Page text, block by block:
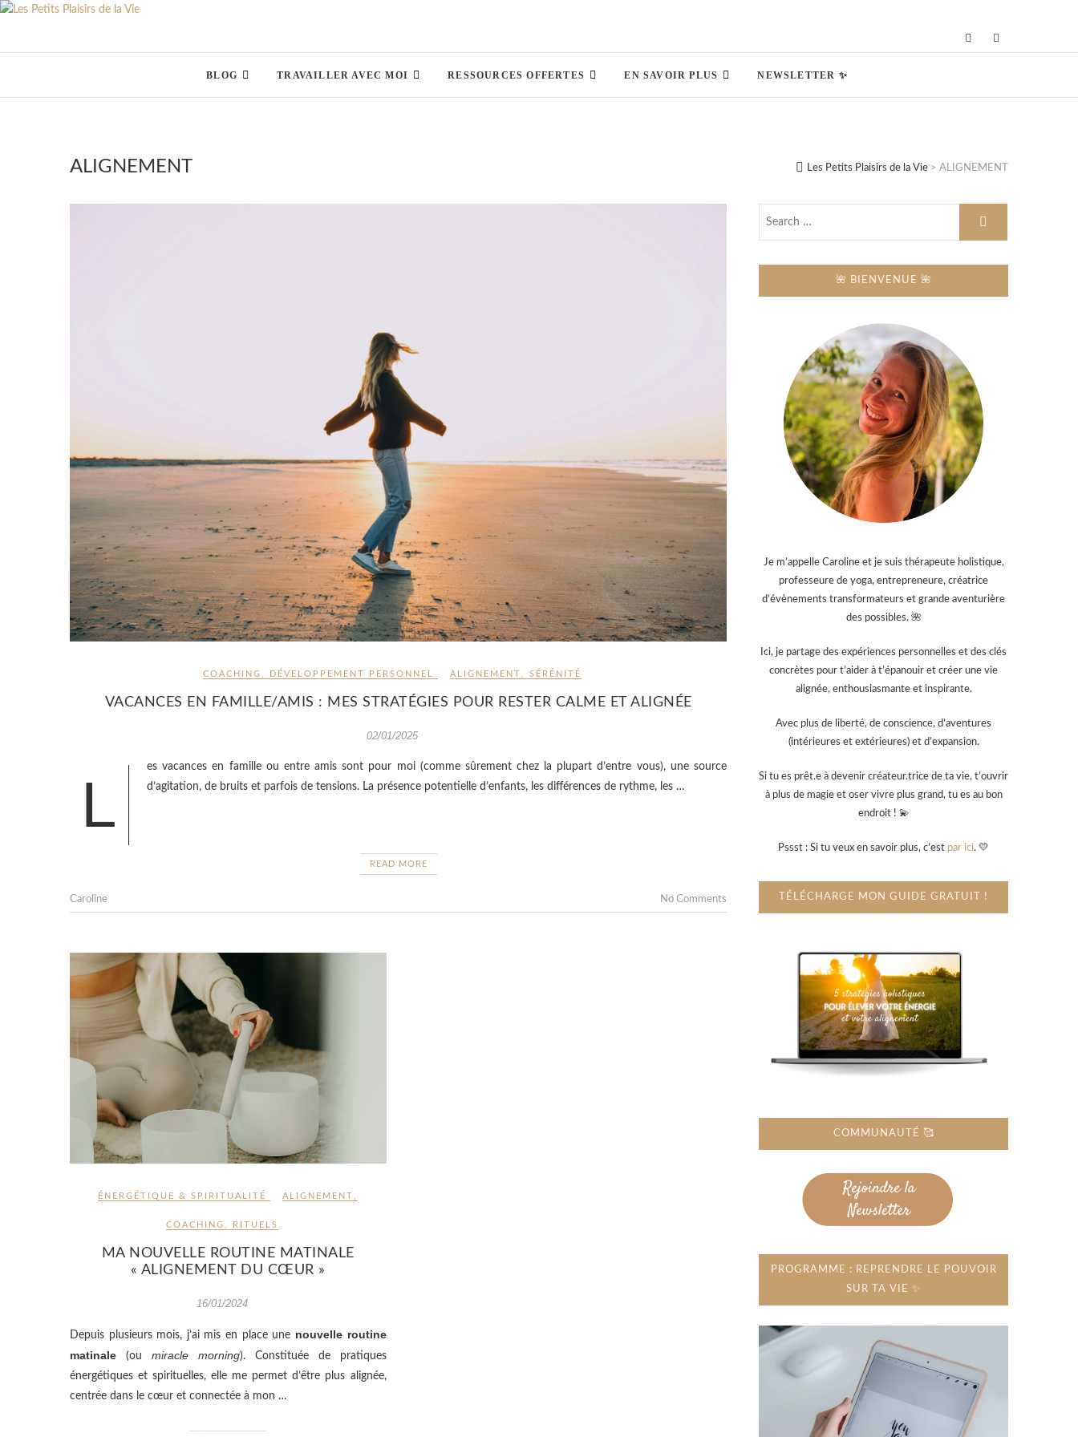
Skip
BLOG TRAVAILLER AVEC MOI RESSOURCES OFFERTES EN SAVOIR PLUS NEWSLETTER ✨
ALIGNEMENT Les Petits Plaisirs de la Vie > ALIGNEMENT
COACHING DÉVELOPPEMENT PERSONNEL ALIGNEMENT SÉRÉNITÉ
VACANCES EN FAMILLE/AMIS : MES STRATÉGIES POUR RESTER CALME ET ALIGNÉE
02/01/2025
L
es vacances en famille ou entre amis sont pour moi (comme sûrement chez la plupart d’entre vous), une source
d’agitation, de bruits et parfois de tensions. La présence potentielle d’enfants, les différences de rythme, les …
READ MORE
Caroline No Comments
ÉNERGÉTIQUE & SPIRITUALITÉ ALIGNEMENT
COACHING RITUELS
MA NOUVELLE ROUTINE MATINALE
« ALIGNEMENT DU CŒUR »
16/01/2024
Depuis plusieurs mois, j’ai mis en place une nouvelle routine
matinale (ou miracle morning). Constituée de pratiques
énergétiques et spirituelles, elle me permet d’être plus alignée,
centrée dans le cœur et connectée à mon …
🌺 BIENVENUE 🌺
Je m’appelle Caroline et je suis thérapeute holistique,
professeure de yoga, entrepreneure, créatrice
d’évènements transformateurs et grande aventurière
des possibles. 🌺
Ici, je partage des expériences personnelles et des clés
concrètes pour t’aider à t’épanouir et créer une vie
alignée, enthousiasmante et inspirante.
Avec plus de liberté, de conscience, d’aventures
(intérieures et extérieures) et d’expansion.
Si tu es prêt.e à devenir créateur.trice de ta vie, t’ouvrir
à plus de magie et oser vivre plus grand, tu es au bon
endroit ! 💫
Pssst : Si tu veux en savoir plus, c’est par ici. 💛
TÉLÉCHARGE MON GUIDE GRATUIT !
COMMUNAUTÉ 🥰
PROGRAMME : REPRENDRE LE POUVOIR
SUR TA VIE ✨